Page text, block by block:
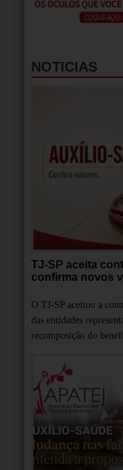
NOTICIAS
TJ-SP aceita
confirma novos
O TJ-SP aceitou a
das entidades
recomposição do